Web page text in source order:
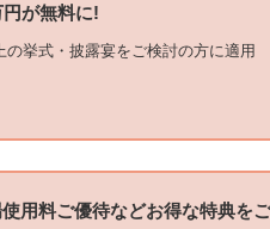
が無料に!
挙式・披露宴をご検討の方に適用
用料ご優待などお得な特典を